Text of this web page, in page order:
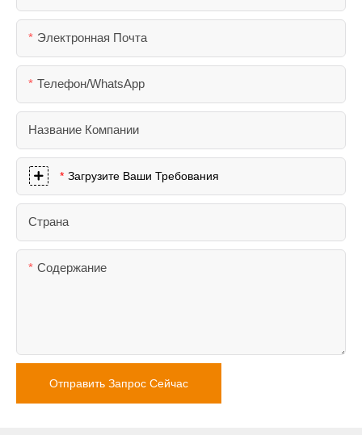
Электронная Почта
Телефон/WhatsApp
Название Компании
Загрузите Ваши Требования
Страна
Содержание
Отправить Запрос Сейчас